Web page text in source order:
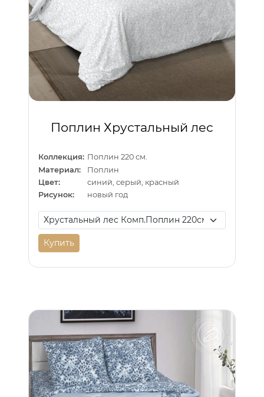
Поплин Хрустальный лес
Коллекция: Поплин 220 см.
Материал:
Поплин
Цвет:
синий, серый, красный
Рисунок:
новый год
Купить